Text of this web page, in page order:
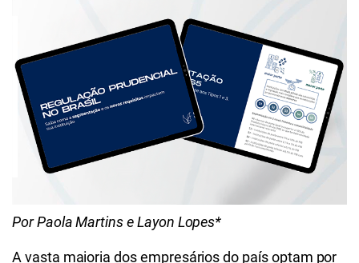
Por Paola Martins e Layon Lopes*
A vasta maioria dos empresários do país optam por